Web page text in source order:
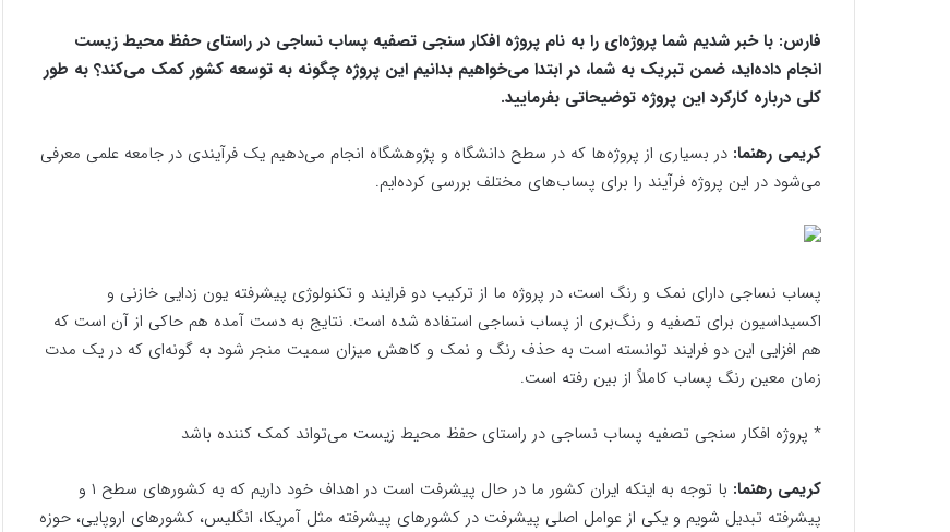
فارس: با خبر شدیم شما پروژه‌ای را به نام پروژه افکار سنجی تصفیه پساب نساجی در راستای حفظ محیط زیست
انجام داده‌اید، ضمن تبریک به شما، در ابتدا می‌خواهیم بدانیم این پروژه چگونه به توسعه کشور کمک می‌کند؟ به طور
کلی درباره کارکرد این پروژه توضیحاتی بفرمایید.
کریمی رهنما: در بسیاری از پروژه‌ها که در سطح دانشگاه‌ و پژوهشگاه انجام می‌دهیم یک فرآیندی در جامعه علمی معرفی
می‌شود در این پروژه فرآیند را برای پساب‌های مختلف بررسی کرده‌ایم.
پساب نساجی دارای نمک و رنگ است، در پروژه ما از ترکیب دو فرایند و تکنولوژی پیشرفته یون زدایی خازنی و
اکسیداسیون برای تصفیه و رنگ‌بری از پساب نساجی استفاده شده است. نتایج به دست آمده هم حاکی از آن است که
هم افزایی این دو فرایند توانسته است به حذف رنگ و نمک و کاهش میزان سمیت منجر شود به گونه‌ای که در یک مدت
زمان معین رنگ پساب کاملاً از بین رفته است.
* پروژه افکار سنجی تصفیه پساب نساجی در راستای حفظ محیط زیست می‌تواند کمک کننده باشد
کریمی رهنما:
با توجه به اینکه ایران کشور ما در حال پیشرفت است در اهداف خود داریم که به کشورهای سطح ۱ و
پیشرفته تبدیل شویم و یکی از عوامل اصلی پیشرفت در کشور‌های پیشرفته مثل آمریکا، انگلیس، کشور‌های اروپایی، حوزه